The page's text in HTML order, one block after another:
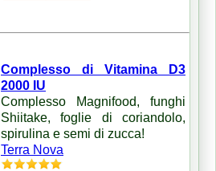
Complesso di Vitamina D3
2000 IU
Complesso Magnifood, funghi
Shiitake, foglie di coriandolo,
spirulina e semi di zucca!
Terra Nova